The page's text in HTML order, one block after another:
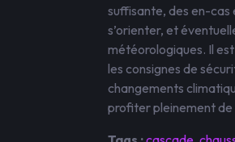
suffisante, des en-cas
s’orienter, et
météorologiques. Il
les consignes de
changements
profiter pleinement de